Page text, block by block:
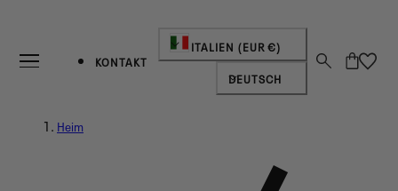
KONTAKT
Land/Region
ITALIEN (EUR €)
Sprache
DEUTSCH
Warenkorb
Heim